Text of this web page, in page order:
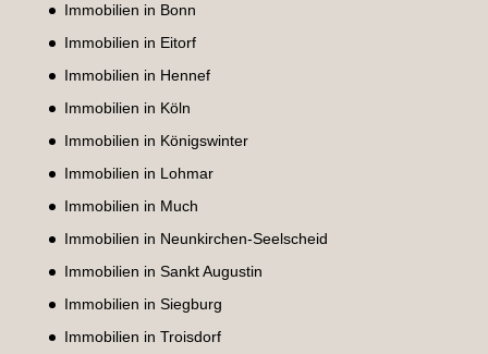
Immobilien in Bonn
Immobilien in Eitorf
Immobilien in Hennef
Immobilien in Köln
Immobilien in Königswinter
Immobilien in Lohmar
Immobilien in Much
Immobilien in Neunkirchen-Seelscheid
Immobilien in Sankt Augustin
Immobilien in Siegburg
Immobilien in Troisdorf